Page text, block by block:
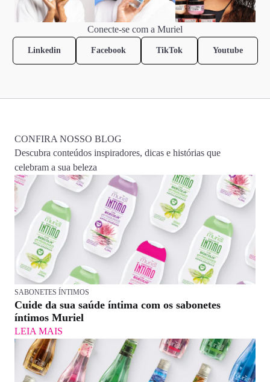
Conecte-se com a Muriel
Linkedin Facebook TikTok Youtube
CONFIRA NOSSO BLOG
Descubra conteúdos inspiradores, dicas e histórias que
celebram a sua beleza
SABONETES ÍNTIMOS
Cuide da sua saúde íntima com os sabonetes
íntimos Muriel
LEIA MAIS